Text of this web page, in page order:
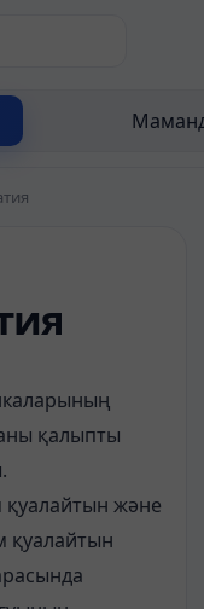
қалыпты
және
қуалайтын